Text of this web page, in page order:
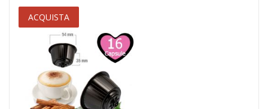
ACQUISTA